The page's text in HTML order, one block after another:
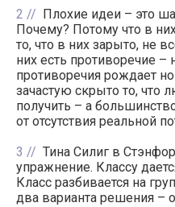
2
Плохие идеи – это
Почему? Потому что в
то, что в них зарыто, не
них есть противоречие –
противоречия рождает
зачастую скрыто то, что
получить – а
от отсутствия реальной
3
Тина Силиг в
упражнение. Классу
Класс разбивается на
два варианта решения –